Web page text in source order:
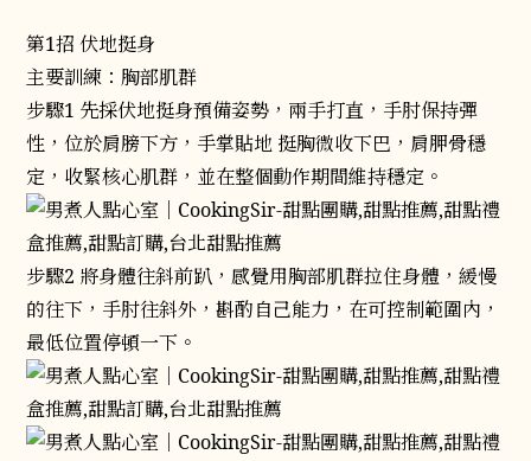
第1招 伏地挺身
主要訓練：胸部肌群
步驟1 先採伏地挺身預備姿勢，兩手打直，手肘保持彈
性，位於肩膀下方，手掌貼地 挺胸微收下巴，肩胛骨穩
定，收緊核心肌群，並在整個動作期間維持穩定。
步驟2 將身體往斜前趴，感覺用胸部肌群拉住身體，緩慢
的往下，手肘往斜外，斟酌自己能力，在可控制範圍內，
最低位置停頓一下。